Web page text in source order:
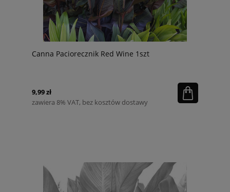
Canna Paciorecznik Red Wine 1szt
9,99 zł
zawiera 8% VAT, bez kosztów dostawy